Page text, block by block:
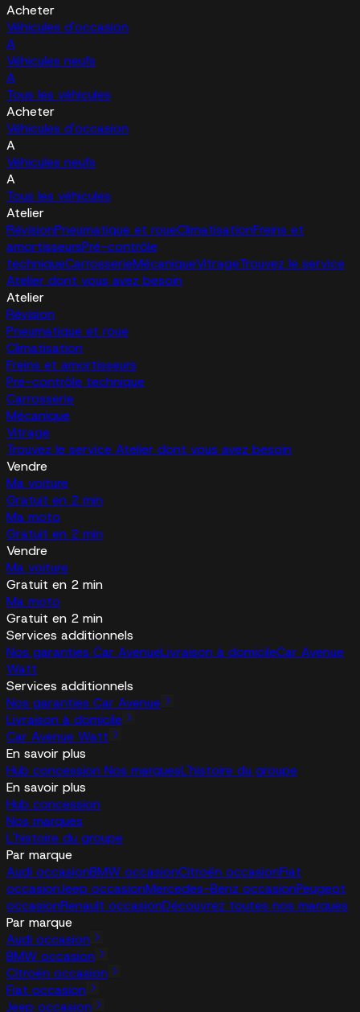
Acheter
Véhicules d'occasion
A
Véhicules neufs
A
Tous les véhicules
Acheter
Véhicules d'occasion
A
Véhicules neufs
A
Tous les véhicules
Atelier
RévisionPneumatique et roueClimatisationFreins et
amortisseursPré-contrôle
techniqueCarrosserieMécaniqueVitrageTrouvez le service
Atelier dont vous avez besoin
Atelier
Révision
Pneumatique et roue
Climatisation
Freins et amortisseurs
Pré-contrôle technique
Carrosserie
Mécanique
Vitrage
Trouvez le service Atelier dont vous avez besoin
Vendre
Ma voiture
Gratuit en 2 min
Ma moto
Gratuit en 2 min
Vendre
Ma voiture
Gratuit en 2 min
Ma moto
Gratuit en 2 min
Services additionnels
Nos garanties Car AvenueLivraison à domicileCar Avenue
Watt
Services additionnels
Nos garanties Car Avenue
Livraison à domicile
Car Avenue Watt
En savoir plus
Hub concession Nos marquesL'histoire du groupe
En savoir plus
Hub concession
Nos marques
L'histoire du groupe
Par marque
Audi occasionBMW occasionCitroën occasionFiat
occasionJeep occasionMercedes-Benz occasionPeugeot
occasionRenault occasionDécouvrez toutes nos marques
Par marque
Audi occasion
BMW occasion
Citroën occasion
Fiat occasion
Jeep occasion